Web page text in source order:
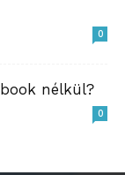
0
nélkül?
0